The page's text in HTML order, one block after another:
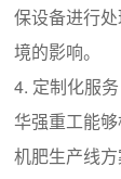
保设备进行
境的影响。
4. 定制化服务
华强重工能
机肥生产线